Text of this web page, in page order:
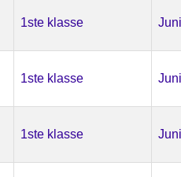
1ste klasse
1ste klasse
1ste klasse